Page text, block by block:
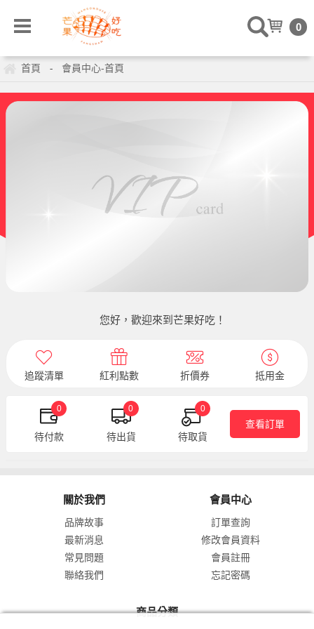
0
首頁 - 會員中心-首頁
您好，歡迎來到芒果好吃！
追蹤清單 紅利點數 折價券 抵用金
0
待付款
0
待出貨
0
待取貨
查看訂單
關於我們
品牌故事
最新消息
常見問題
聯絡我們
會員中心
訂單查詢
修改會員資料
會員註冊
忘記密碼
商品分類